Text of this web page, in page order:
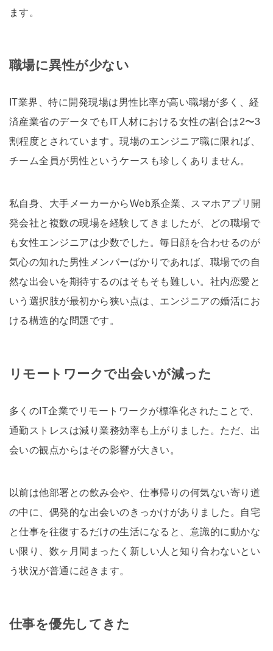
ます。
職場に異性が少ない
IT業界、特に開発現場は男性比率が高い職場が多く、経
済産業省のデータでもIT人材における女性の割合は2〜3
割程度とされています。現場のエンジニア職に限れば、
チーム全員が男性というケースも珍しくありません。
私自身、大手メーカーからWeb系企業、スマホアプリ開
発会社と複数の現場を経験してきましたが、どの職場で
も女性エンジニアは少数でした。毎日顔を合わせるのが
気心の知れた男性メンバーばかりであれば、職場での自
然な出会いを期待するのはそもそも難しい。社内恋愛と
いう選択肢が最初から狭い点は、エンジニアの婚活にお
ける構造的な問題です。
リモートワークで出会いが減った
多くのIT企業でリモートワークが標準化されたことで、
通勤ストレスは減り業務効率も上がりました。ただ、出
会いの観点からはその影響が大きい。
以前は他部署との飲み会や、仕事帰りの何気ない寄り道
の中に、偶発的な出会いのきっかけがありました。自宅
と仕事を往復するだけの生活になると、意識的に動かな
い限り、数ヶ月間まったく新しい人と知り合わないとい
う状況が普通に起きます。
仕事を優先してきた